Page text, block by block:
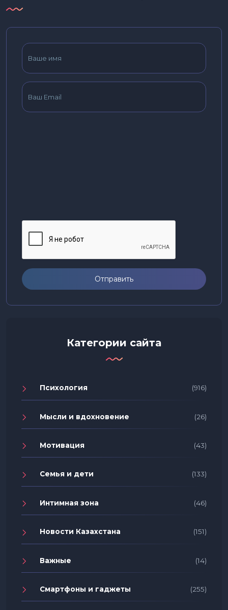
Отправить
Категории сайта
Психология (916)
Мысли и вдохновение (26)
Мотивация (43)
Семья и дети (133)
Интимная зона (46)
Новости Казахстана (151)
Важные (14)
Смартфоны и гаджеты (255)